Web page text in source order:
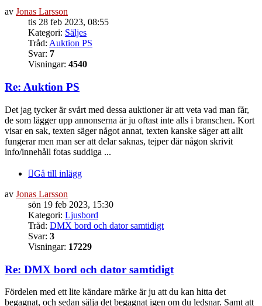
av Jonas Larsson
tis 28 feb 2023, 08:55
Kategori: Säljes
Tråd: Auktion PS
Svar: 7
Visningar: 4540
Re: Auktion PS
Det jag tycker är svårt med dessa auktioner är att veta vad man får,
de som lägger upp annonserna är ju oftast inte alls i branschen. Kort
visar en sak, texten säger något annat, texten kanske säger att allt
fungerar men man ser att delar saknas, tejper där någon skrivit
info/innehåll fotas suddiga ...
Gå till inlägg
av Jonas Larsson
sön 19 feb 2023, 15:30
Kategori: Ljusbord
Tråd: DMX bord och dator samtidigt
Svar: 3
Visningar: 17229
Re: DMX bord och dator samtidigt
Fördelen med ett lite kändare märke är ju att du kan hitta det
begagnat, och sedan sälja det begagnat igen om du ledsnar. Samt att